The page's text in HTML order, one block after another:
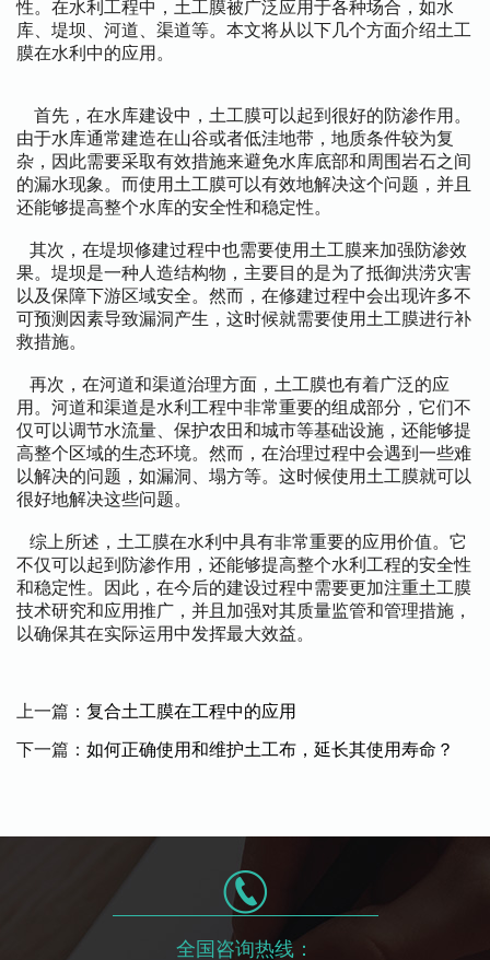
性。在水利工程中，土工膜被广泛应用于各种场合，如水
库、堤坝、河道、渠道等。本文将从以下几个方面介绍土工
膜在水利中的应用。
首先，在水库建设中，土工膜可以起到很好的防渗作用。
由于水库通常建造在山谷或者低洼地带，地质条件较为复
杂，因此需要采取有效措施来避免水库底部和周围岩石之间
的漏水现象。而使用土工膜可以有效地解决这个问题，并且
还能够提高整个水库的安全性和稳定性。
其次，在堤坝修建过程中也需要使用土工膜来加强防渗效
果。堤坝是一种人造结构物，主要目的是为了抵御洪涝灾害
以及保障下游区域安全。然而，在修建过程中会出现许多不
可预测因素导致漏洞产生，这时候就需要使用土工膜进行补
救措施。
再次，在河道和渠道治理方面，土工膜也有着广泛的应
用。河道和渠道是水利工程中非常重要的组成部分，它们不
仅可以调节水流量、保护农田和城市等基础设施，还能够提
高整个区域的生态环境。然而，在治理过程中会遇到一些难
以解决的问题，如漏洞、塌方等。这时候使用土工膜就可以
很好地解决这些问题。
综上所述，土工膜在水利中具有非常重要的应用价值。它
不仅可以起到防渗作用，还能够提高整个水利工程的安全性
和稳定性。因此，在今后的建设过程中需要更加注重土工膜
技术研究和应用推广，并且加强对其质量监管和管理措施，
以确保其在实际运用中发挥最大效益。
上一篇： 复合土工膜在工程中的应用
下一篇： 如何正确使用和维护土工布，延长其使用寿命？
全国咨询热线：